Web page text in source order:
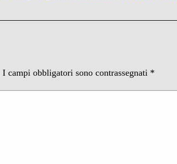
I campi obbligatori sono contrassegnati *